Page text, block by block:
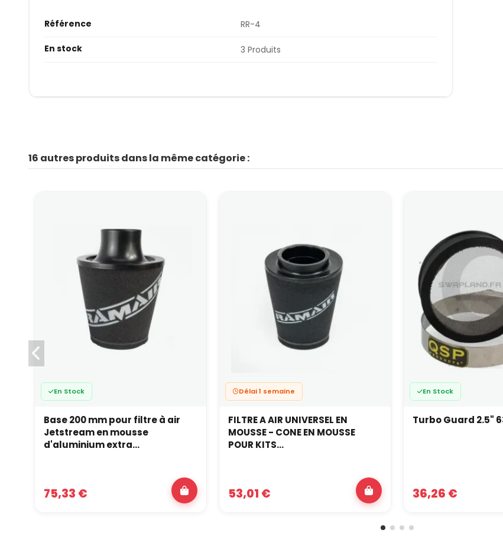
Référence RR-4
En stock 3 Produits
16 autres produits dans la même catégorie :
En Stock
Base 200 mm pour filtre à air
Jetstream en mousse
d'aluminium extra...
75,33 €
Délai 1 semaine
FILTRE A AIR UNIVERSEL EN
MOUSSE - CONE EN MOUSSE
POUR KITS...
53,01 €
En Stock
Turbo Guard 2.5"
36,26 €